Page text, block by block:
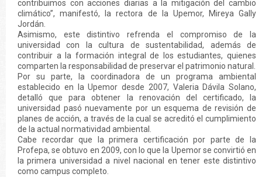
contribuimos con acciones diarias a la mitigación del cambio
climático”, manifestó, la rectora de la Upemor, Mireya Gally
Jordán.
Asimismo, este distintivo refrenda el compromiso de la
universidad con la cultura de sustentabilidad, además de
contribuir a la formación integral de los estudiantes, quienes
comparten la responsabilidad de preservar el patrimonio natural.
Por su parte, la coordinadora de un programa ambiental
establecido en la Upemor desde 2007, Valeria Dávila Solano,
detalló que para obtener la renovación del certificado, la
universidad pasó nuevamente por un esquema de revisión de
planes de acción, a través de la cual se acreditó el cumplimiento
de la actual normatividad ambiental.
Cabe recordar que la primera certificación por parte de la
Profepa, se obtuvo en 2009, con lo que la Upemor se convirtió en
la primera universidad a nivel nacional en tener este distintivo
como campus completo.